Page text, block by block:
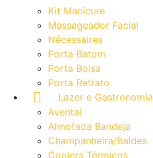
Kit Manicure
Massageador Facial
Nécessaires
Porta Batom
Porta Bolsa
Porta Retrato
Lazer e Gastronomia
Avental
Almofada Bandeja
Champanheira/Baldes
Coolers Térmicos